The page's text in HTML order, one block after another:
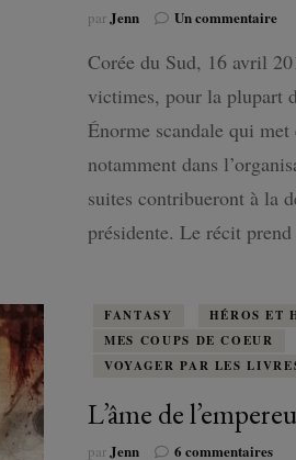
parJenn Un commentairesur
:
la
du
Corée du Sud, 16 avril
victimes, pour la plupart
Énorme scandale qui
notamment dans
suites contribueront à la
présidente. Le récit
FANTASY
HÉROS ET
MES COUPS DE COEUR
VOYAGER PAR LES
L’âme de
parJenn 6 commentairessur